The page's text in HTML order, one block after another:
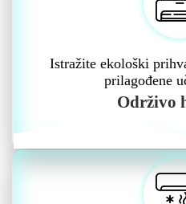
Istražite ekološki
prilagođene
Održivo